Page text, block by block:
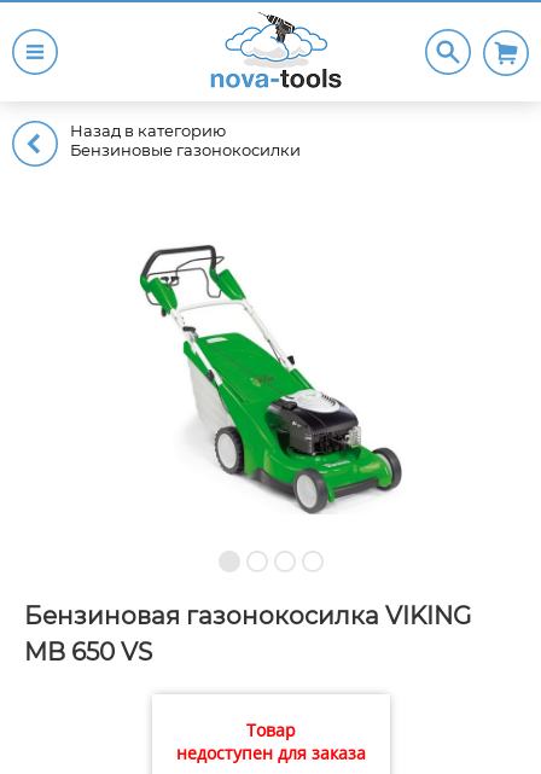
Назад в категорию
Бензиновые газонокосилки
Бензиновая газонокосилка VIKING
MB 650 VS
Товар
недоступен для заказа